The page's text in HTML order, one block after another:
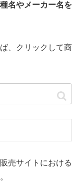
名やメーカー名を
、クリックして商
売サイトにおける